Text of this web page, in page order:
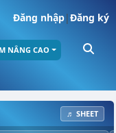
Đăng nhập|Đăng ký
NÂNG CAO
♬ SHEET